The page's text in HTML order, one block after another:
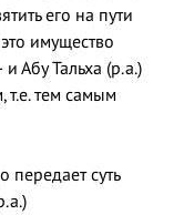
его на пути
имущество
Абу Тальха (р.а.)
т.е. тем самым
суть